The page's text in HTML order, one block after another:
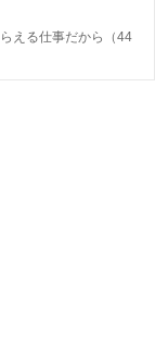
える仕事だから（44